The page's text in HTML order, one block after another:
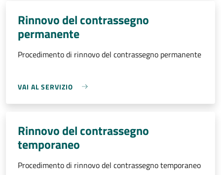
Rinnovo del contrassegno
permanente
Procedimento di rinnovo del contrassegno permanente
VAI AL SERVIZIO
Rinnovo del contrassegno
temporaneo
Procedimento di rinnovo del contrassegno temporaneo